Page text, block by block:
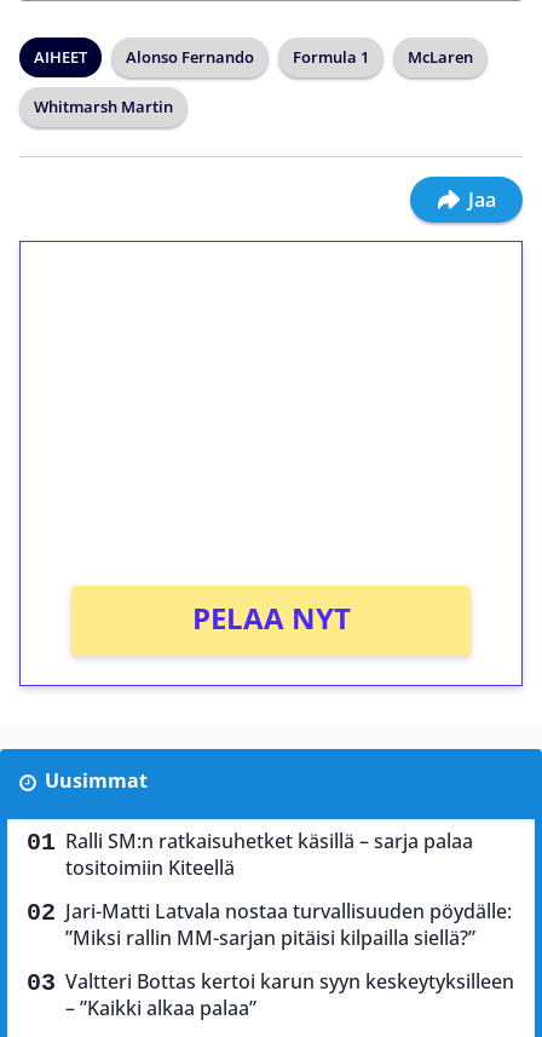
AIHEET Alonso Fernando Formula 1 McLaren
Whitmarsh Martin
Jaa
PELAA NYT
Uusimmat
Ralli SM:n ratkaisuhetket käsillä – sarja palaa
tositoimiin Kiteellä
Jari-Matti Latvala nostaa turvallisuuden pöydälle:
”Miksi rallin MM-sarjan pitäisi kilpailla siellä?”
Valtteri Bottas kertoi karun syyn keskeytyksilleen
– ”Kaikki alkaa palaa”